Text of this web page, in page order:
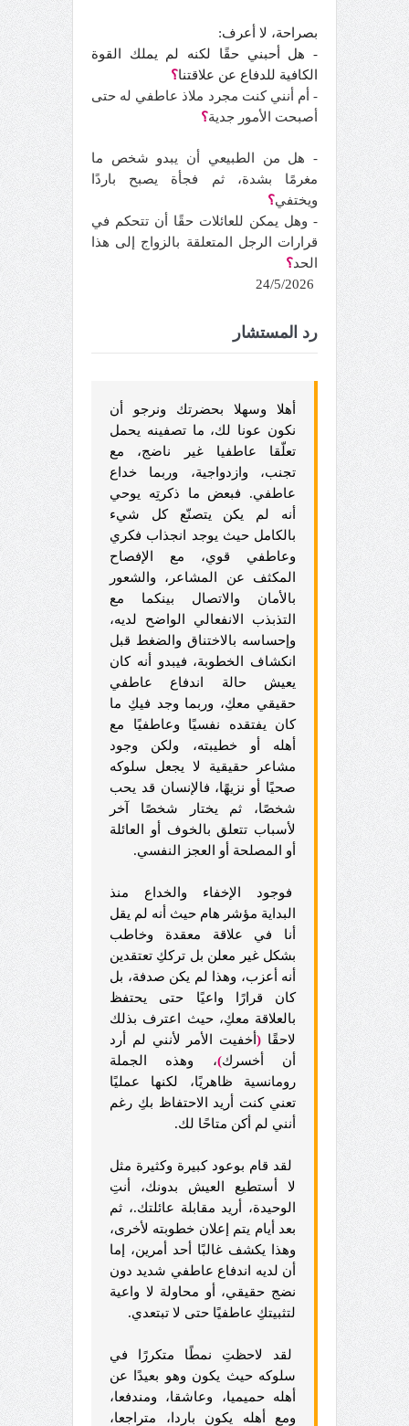
بصراحة، لا أعرف:
- هل أحبني حقًا لكنه لم يملك القوة
الكافية للدفاع عن علاقتنا؟
- أم أنني كنت مجرد ملاذ عاطفي له حتى
أصبحت الأمور جدية؟
- هل من الطبيعي أن يبدو شخص ما
مغرمًا بشدة، ثم فجأة يصبح باردًا
ويختفي؟
- وهل يمكن للعائلات حقًا أن تتحكم في
قرارات الرجل المتعلقة بالزواج إلى هذا
الحد؟
24/5/2026
رد المستشار
أهلا وسهلا بحضرتك ونرجو أن
نكون عونا لك، ما تصفينه يحمل
تعلّقا عاطفيا غير ناضج، مع
تجنب، وازدواجية، وربما خداع
عاطفي. فبعض ما ذكرتِه يوحي
أنه لم يكن يتصنّع كل شيء
بالكامل حيث يوجد انجذاب فكري
وعاطفي قوي، مع الإفصاح
المكثف عن المشاعر، والشعور
بالأمان والاتصال بينكما مع
التذبذب الانفعالي الواضح لديه،
وإحساسه بالاختناق والضغط قبل
انكشاف الخطوبة، فيبدو أنه كان
يعيش حالة اندفاع عاطفي
حقيقي معكِ، وربما وجد فيكِ ما
كان يفتقده نفسيًا وعاطفيًا مع
أهله أو خطيبته، ولكن وجود
مشاعر حقيقية لا يجعل سلوكه
صحيًا أو نزيهًا، فالإنسان قد يحب
شخصًا، ثم يختار شخصًا آخر
لأسباب تتعلق بالخوف أو العائلة
أو المصلحة أو العجز النفسي.
فوجود الإخفاء والخداع منذ
البداية مؤشر هام حيث أنه لم يقل
أنا في علاقة معقدة وخاطب
بشكل غير معلن بل ترككِ تعتقدين
أنه أعزب، وهذا لم يكن صدفة، بل
كان قرارًا واعيًا حتى يحتفظ
بالعلاقة معكِ، حيث اعترف بذلك
لاحقًا (أخفيت الأمر لأنني لم أرد
أن أخسرك)، وهذه الجملة
رومانسية ظاهريًا، لكنها عمليًا
تعني كنت أريد الاحتفاظ بكِ رغم
أنني لم أكن متاحًا لك.
لقد قام بوعود كبيرة وكثيرة مثل
لا أستطيع العيش بدونك، أنتِ
الوحيدة، أريد مقابلة عائلتك.، ثم
بعد أيام يتم إعلان خطوبته لأخرى،
وهذا يكشف غالبًا أحد أمرين، إما
أن لديه اندفاع عاطفي شديد دون
نضج حقيقي، أو محاولة لا واعية
لتثبيتكِ عاطفيًا حتى لا تبتعدي.
لقد لاحظتِ نمطًا متكررًا في
سلوكه حيث يكون وهو بعيدًا عن
أهله حميميا، وعاشقا، ومندفعا،
ومع أهله يكون باردا، متراجعا،